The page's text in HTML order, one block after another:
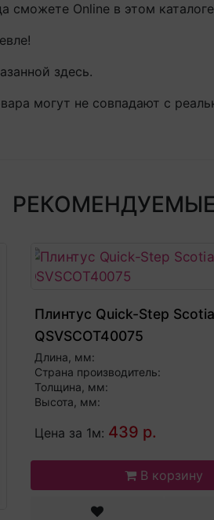
сможете Online в этом
здесь.
могут не совпадают с
Плинтус Quick-Step Scotia
QSVSCOT40075
Длина, мм:
Страна производитель:
Толщина, мм:
Высота, мм:
Цена за 1м: 439 р.
В корзину